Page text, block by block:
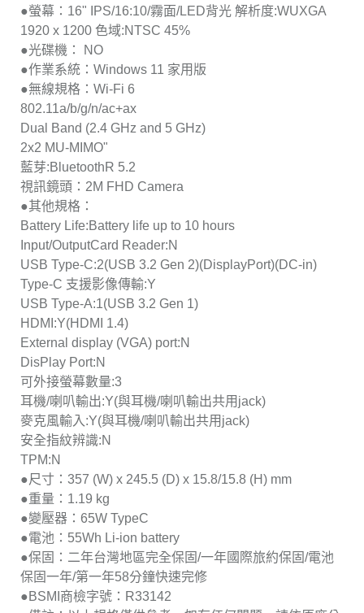
●螢幕：16" IPS/16:10/霧面/LED背光 解析度:WUXGA
1920 x 1200 色域:NTSC 45%
●光碟機： NO
●作業系統：Windows 11 家用版
●無線規格：Wi-Fi 6
802.11a/b/g/n/ac+ax
Dual Band (2.4 GHz and 5 GHz)
2x2 MU-MIMO"
藍芽:BluetoothR 5.2
視訊鏡頭：2M FHD Camera
●其他規格：
Battery Life:Battery life up to 10 hours
Input/OutputCard Reader:N
USB Type-C:2(USB 3.2 Gen 2)(DisplayPort)(DC-in)
Type-C 支援影像傳輸:Y
USB Type-A:1(USB 3.2 Gen 1)
HDMI:Y(HDMI 1.4)
External display (VGA) port:N
DisPlay Port:N
可外接螢幕數量:3
耳機/喇叭輸出:Y(與耳機/喇叭輸出共用jack)
麥克風輸入:Y(與耳機/喇叭輸出共用jack)
安全指紋辨識:N
TPM:N
●尺寸：357 (W) x 245.5 (D) x 15.8/15.8 (H) mm
●重量：1.19 kg
●變壓器：65W TypeC
●電池：55Wh Li-ion battery
●保固：二年台灣地區完全保固/一年國際旅約保固/電池
保固一年/第一年58分鐘快速完修
●BSMI商檢字號：R33142